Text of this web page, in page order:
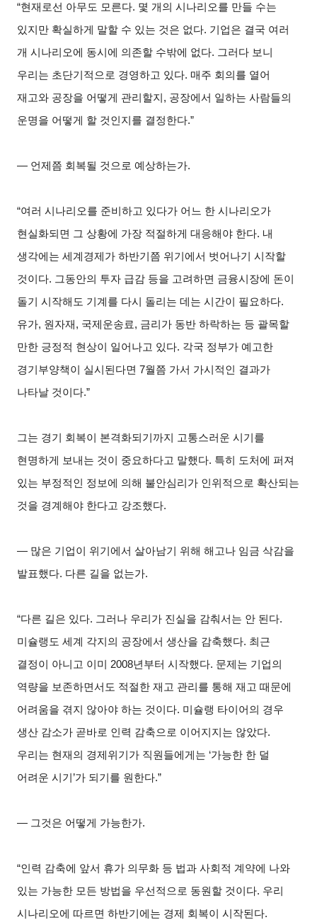
“현재로선 아무도 모른다. 몇 개의 시나리오를 만들 수는
있지만 확실하게 말할 수 있는 것은 없다. 기업은 결국 여러
개 시나리오에 동시에 의존할 수밖에 없다. 그러다 보니
우리는 초단기적으로 경영하고 있다. 매주 회의를 열어
재고와 공장을 어떻게 관리할지, 공장에서 일하는 사람들의
운명을 어떻게 할 것인지를 결정한다.”
― 언제쯤 회복될 것으로 예상하는가.
“여러 시나리오를 준비하고 있다가 어느 한 시나리오가
현실화되면 그 상황에 가장 적절하게 대응해야 한다. 내
생각에는 세계경제가 하반기쯤 위기에서 벗어나기 시작할
것이다. 그동안의 투자 급감 등을 고려하면 금융시장에 돈이
돌기 시작해도 기계를 다시 돌리는 데는 시간이 필요하다.
유가, 원자재, 국제운송료, 금리가 동반 하락하는 등 괄목할
만한 긍정적 현상이 일어나고 있다. 각국 정부가 예고한
경기부양책이 실시된다면 7월쯤 가서 가시적인 결과가
나타날 것이다.”
그는 경기 회복이 본격화되기까지 고통스러운 시기를
현명하게 보내는 것이 중요하다고 말했다. 특히 도처에 퍼져
있는 부정적인 정보에 의해 불안심리가 인위적으로 확산되는
것을 경계해야 한다고 강조했다.
― 많은 기업이 위기에서 살아남기 위해 해고나 임금 삭감을
발표했다. 다른 길을 없는가.
“다른 길은 있다. 그러나 우리가 진실을 감춰서는 안 된다.
미슐랭도 세계 각지의 공장에서 생산을 감축했다. 최근
결정이 아니고 이미 2008년부터 시작했다. 문제는 기업의
역량을 보존하면서도 적절한 재고 관리를 통해 재고 때문에
어려움을 겪지 않아야 하는 것이다. 미슐랭 타이어의 경우
생산 감소가 곧바로 인력 감축으로 이어지지는 않았다.
우리는 현재의 경제위기가 직원들에게는 ‘가능한 한 덜
어려운 시기’가 되기를 원한다.”
― 그것은 어떻게 가능한가.
“인력 감축에 앞서 휴가 의무화 등 법과 사회적 계약에 나와
있는 가능한 모든 방법을 우선적으로 동원할 것이다. 우리
시나리오에 따르면 하반기에는 경제 회복이 시작된다.